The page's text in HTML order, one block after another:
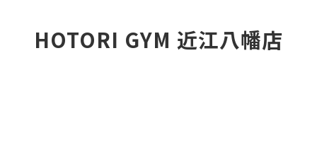
HOTORI GYM 近江八幡店